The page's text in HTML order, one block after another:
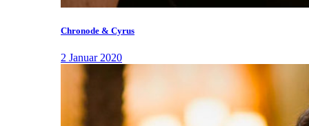
Chronode & Cyrus
2 Januar 2020